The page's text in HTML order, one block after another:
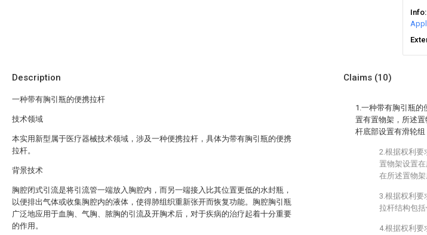
Info
Description
一种带有胸引瓶的便携拉杆
技术领域
本实用新型属于医疗器械技术领域，涉及一种便携拉杆，具体为带有胸引瓶的便携
拉杆。
背景技术
胸腔闭式引流是将引流管一端放入胸腔内，而另一端接入比其位置更低的水封瓶，
以便排出气体或收集胸腔内的液体，使得肺组织重新张开而恢复功能。胸腔胸引瓶
广泛地应用于血胸、气胸、脓胸的引流及开胸术后，对于疾病的治疗起着十分重要
的作用。
Claims (10)
1.一种带有胸引瓶
置有置物架，所述
杆底部设置有滑轮组
2.根据权利要
置物架设置
在所述置物架
3.根据权利要
拉杆结构包括
4.根据权利